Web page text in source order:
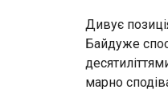
Дивує
Байдуже
марно